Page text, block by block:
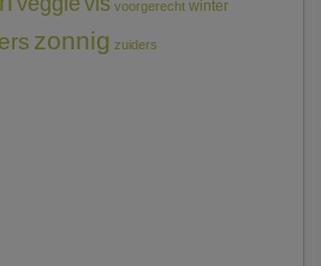
voorgerecht winter
zonnig zuiders